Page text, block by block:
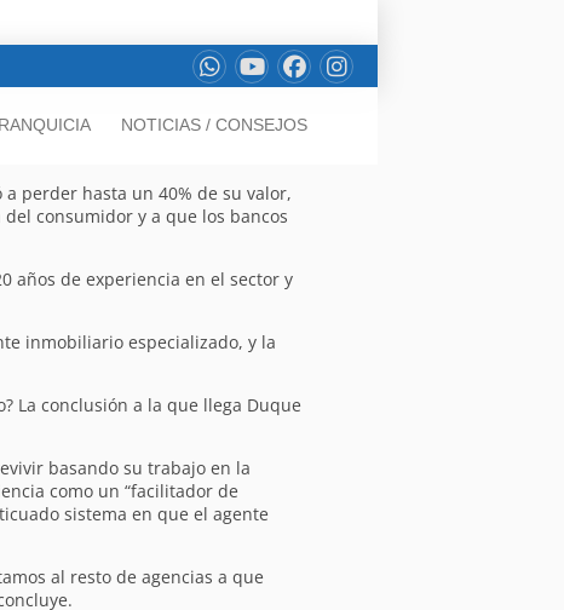
NOTICIAS / CONSEJOS
perder hasta un 40% de su valor,
consumidor y a que los bancos
años de experiencia en el sector y
inmobiliario especializado, y la
La conclusión a la que llega Duque
basando su trabajo en la
como un “facilitador de
sistema en que el agente
al resto de agencias a que